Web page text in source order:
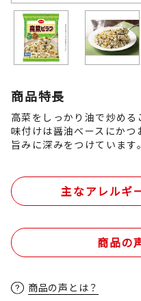
商品特長
高菜をしっかり油で炒める
味付けは醤油べースにか
旨みに深みをつけています。
主なアレルギ
商品の
商品の声とは？